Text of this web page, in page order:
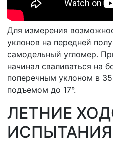
Для измерения
уклонов на передней
самодельный угломер.
начинал сваливаться на
поперечным уклоном в
подъемом до 17°.
ЛЕТНИЕ
ИСПЫТАНИЯ